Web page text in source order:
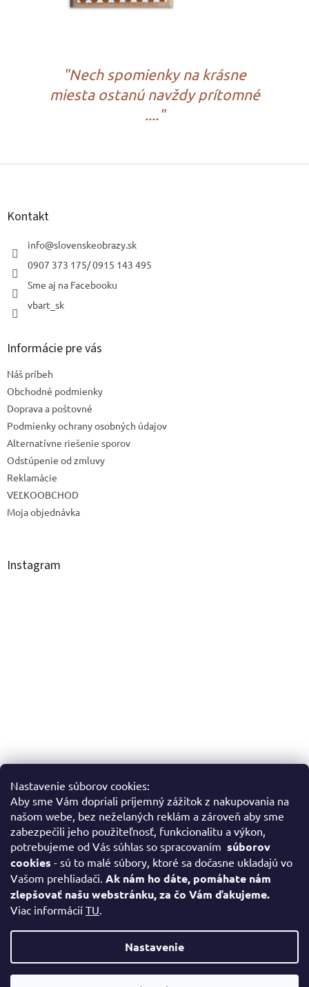
Nastavenie súborov cookies:
Aby sme Vám dopriali príjemný zážitok z nakupovania na
našom webe, bez neželaných reklám a zároveň aby sme
zabezpečili jeho použiteľnosť, funkcionalitu a výkon,
potrebujeme od Vás súhlas so spracovaním súborov
cookies - sú to malé súbory, ktoré sa dočasne ukladajú vo
Vašom prehliadači. Ak nám ho dáte, pomáhate nám
zlepšovať našu webstránku, za čo Vám ďakujeme.
Viac informácií TU.
Nastavenie
"Nech spomienky na krásne
miesta ostanú navždy prítomné
...."
Z
Kontakt
info@slovenskeobrazy.sk
0907 373 175/ 0915 143 495
Sme aj na Facebooku
vbart_sk
Informácie pre vás
Náš príbeh
Obchodné podmienky
Doprava a poštovné
Podmienky ochrany osobných údajov
Alternatívne riešenie sporov
Odstúpenie od zmluvy
Reklamácie
VEĽKOOBCHOD
Moja objednávka
Instagram
Sledovať na Instagrame
Facebook